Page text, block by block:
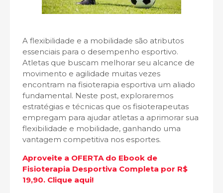
A flexibilidade e a mobilidade são atributos
essenciais para o desempenho esportivo.
Atletas que buscam melhorar seu alcance de
movimento e agilidade muitas vezes
encontram na fisioterapia esportiva um aliado
fundamental. Neste post, exploraremos
estratégias e técnicas que os fisioterapeutas
empregam para ajudar atletas a aprimorar sua
flexibilidade e mobilidade, ganhando uma
vantagem competitiva nos esportes.
Aproveite a OFERTA do Ebook de
Fisioterapia Desportiva Completa por R$
19,90. Clique aqui!